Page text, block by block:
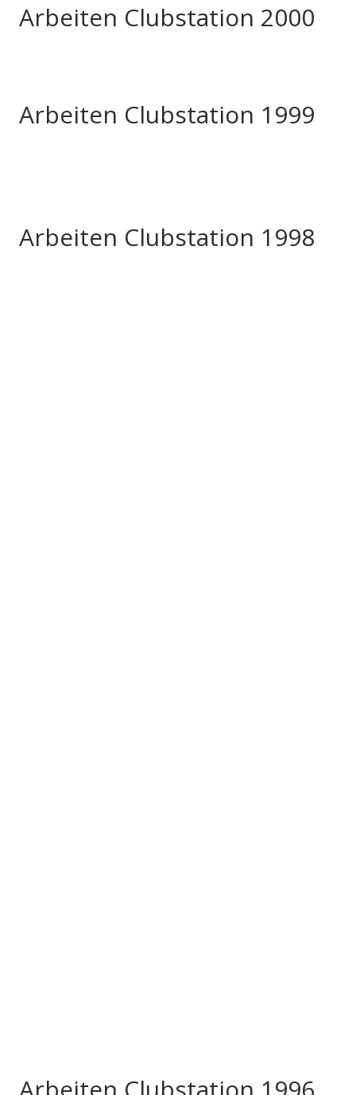
Arbeiten Clubstation 2000
Arbeiten Clubstation 1999
Arbeiten Clubstation 1998